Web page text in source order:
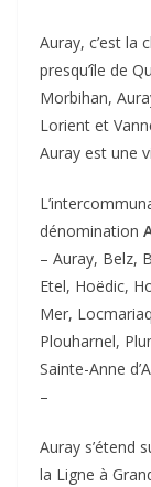
Auray, c’est la
presqu’île de
Morbihan,
Lorient et
Auray est une
dénomination
– Auray, Belz,
Etel, Hoëdic,
Mer,
Plouharnel,
Sainte-Anne
–
Auray s’étend
la Ligne à